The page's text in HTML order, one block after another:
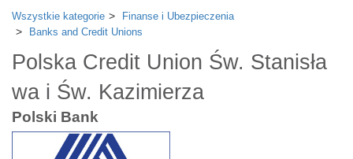
Wszystkie kategorie
Finanse i Ubezpieczenia
Banks and Credit Unions
Polska Credit Union Św. Stanisła
wa i Św. Kazimierza
Polski Bank